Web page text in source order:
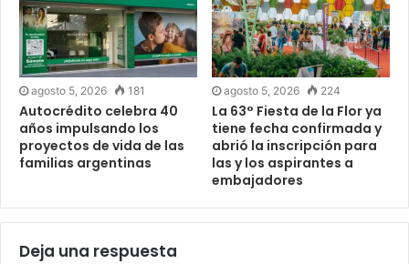
agosto 5, 2026 181
Autocrédito celebra 40
años impulsando los
proyectos de vida de las
familias argentinas
agosto 5, 2026 224
La 63° Fiesta de la Flor ya
tiene fecha confirmada y
abrió la inscripción para
las y los aspirantes a
embajadores
Deja una respuesta